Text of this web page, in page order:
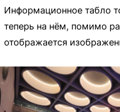
Информационное табло
теперь на нём, помимо
отображается